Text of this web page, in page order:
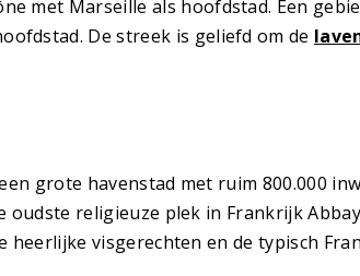
met Marseille als hoofdstad. Een
De streek is geliefd om de
grote havenstad met ruim 800.000
religieuze plek in Frankrijk
visgerechten en de typisch